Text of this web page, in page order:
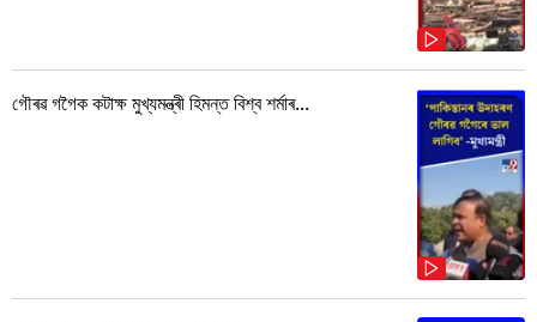
গৌৰৱ গগৈক কটাক্ষ মুখ্যমন্ত্ৰী হিমন্ত বিশ্ব শৰ্মাৰ...